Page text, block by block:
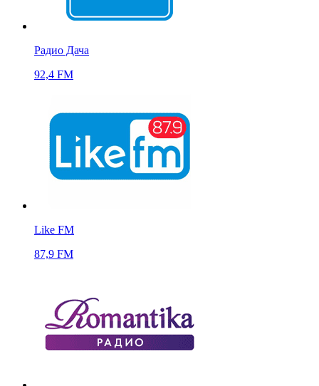
Радио Дача
92,4 FM
Like FM
87,9 FM